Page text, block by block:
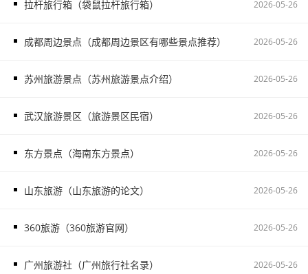
拉杆旅行箱（袋鼠拉杆旅行箱） 2026-05-26
成都周边景点（成都周边景区有哪些景点推荐） 2026-05-26
苏州旅游景点（苏州旅游景点介绍） 2026-05-26
武汉旅游景区（旅游景区民宿） 2026-05-26
东方景点（海南东方景点） 2026-05-26
山东旅游（山东旅游的论文） 2026-05-26
360旅游（360旅游官网） 2026-05-26
广州旅游社（广州旅行社名录） 2026-05-26